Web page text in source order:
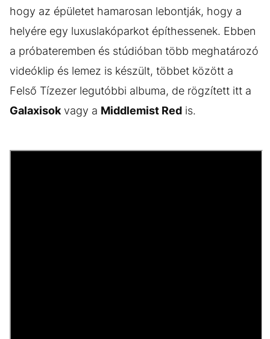
hogy az épületet hamarosan lebontják, hogy a
helyére egy luxuslakóparkot építhessenek. Ebben
a próbateremben és stúdióban több meghatározó
videóklip és lemez is készült, többet között a
Felső Tízezer legutóbbi albuma, de rögzített itt a
Galaxisok vagy a Middlemist Red is.